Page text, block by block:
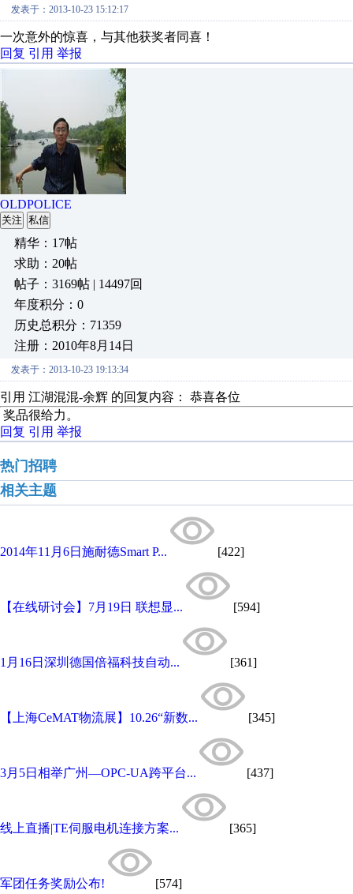
发表于：2013-10-23 15:12:17
一次意外的惊喜，与其他获奖者同喜！
回复 引用 举报
OLDPOLICE
关注 私信
精华：17帖
求助：20帖
帖子：3169帖 | 14497回
年度积分：0
历史总积分：71359
注册：2010年8月14日
发表于：2013-10-23 19:13:34
引用 江湖混混-余辉 的回复内容： 恭喜各位
奖品很给力。
回复 引用 举报
热门招聘
相关主题
2014年11月6日施耐德Smart P... [422]
【在线研讨会】7月19日 联想显... [594]
1月16日深圳德国倍福科技自动... [361]
【上海CeMAT物流展】10.26“新数... [345]
3月5日相举广州—OPC-UA跨平台... [437]
线上直播|TE伺服电机连接方案... [365]
军团任务奖励公布! [574]